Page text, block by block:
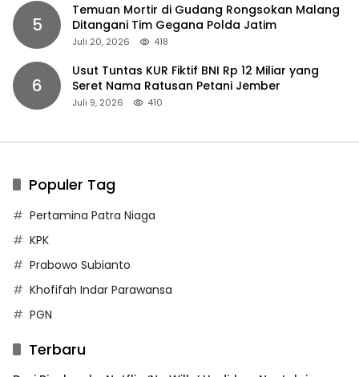
5
Temuan Mortir di Gudang Rongsokan Malang
Ditangani Tim Gegana Polda Jatim
Juli 20, 2026 418
6
Usut Tuntas KUR Fiktif BNI Rp 12 Miliar yang
Seret Nama Ratusan Petani Jember
Juli 9, 2026 410
Populer Tag
Pertamina Patra Niaga
KPK
Prabowo Subianto
Khofifah Indar Parawansa
PGN
Terbaru